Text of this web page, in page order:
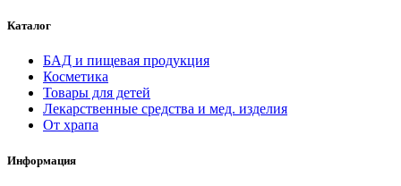
Каталог
БАД и пищевая продукция
Косметика
Товары для детей
Лекарственные средства и мед. изделия
От храпа
Информация